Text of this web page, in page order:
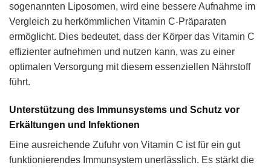
sogenannten Liposomen, wird eine bessere Aufnahme im
Vergleich zu herkömmlichen Vitamin C-Präparaten
ermöglicht. Dies bedeutet, dass der Körper das Vitamin C
effizienter aufnehmen und nutzen kann, was zu einer
optimalen Versorgung mit diesem essenziellen Nährstoff
führt.
Unterstützung des Immunsystems und Schutz vor
Erkältungen und Infektionen
Eine ausreichende Zufuhr von Vitamin C ist für ein gut
funktionierendes Immunsystem unerlässlich. Es stärkt die